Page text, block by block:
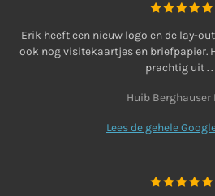
Erik heeft een nieuw logo en de lay-
ook nog visitekaartjes en briefpapier.
prachtig uit. .
Huib Berghauser
Lees de gehele